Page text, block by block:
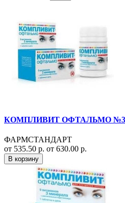
КОМПЛИВИТ ОФТАЛЬМО
ФАРМСТАНДАРТ
от 535.50 р. от 630.00 р.
В корзину